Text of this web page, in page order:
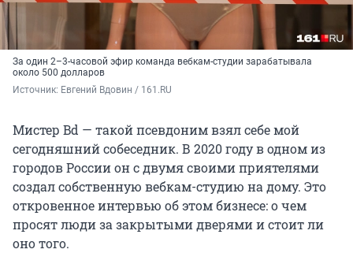
За один 2–3-часовой эфир команда вебкам-студии зарабатывала
около 500 долларов
Источник: Евгений Вдовин / 161.RU
Мистер Bd — такой псевдоним взял себе мой
сегодняшний собеседник. В 2020 году в одном из
городов России он с двумя своими приятелями
создал собственную вебкам-студию на дому. Это
откровенное интервью об этом бизнесе: о чем
просят люди за закрытыми дверями и стоит ли
оно того.